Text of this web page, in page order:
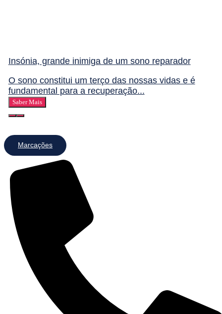
Insónia, grande inimiga de um sono reparador
O sono constitui um terço das nossas vidas e é
fundamental para a recuperação...
Saber Mais
Marcações